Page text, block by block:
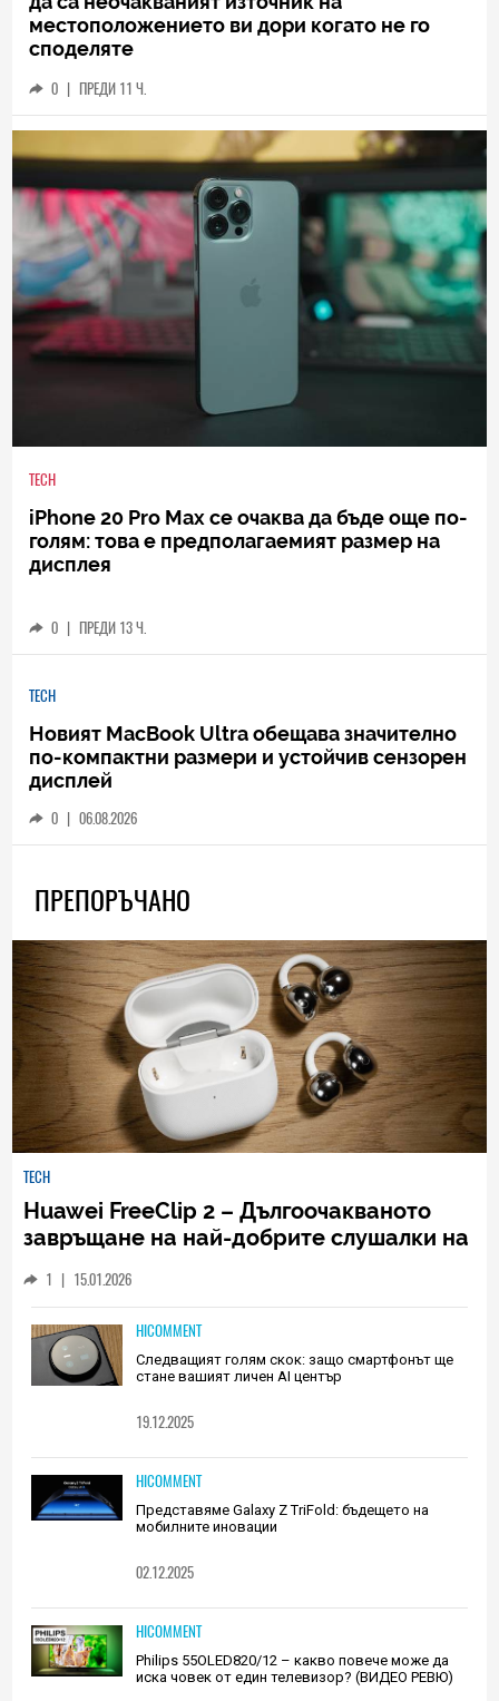
местоположението ви дори когато не го
споделяте
0 ПРЕДИ 11 Ч.
TECH
iPhone 20 Pro Max се очаква да бъде още по-
голям: това е предполагаемият размер на
дисплея
0 | ПРЕДИ 13 Ч.
TECH
Новият MacBook Ultra обещава значително
по-компактни размери и устойчив сензорен
дисплей
0 | 06.08.2026
ПРЕПОРЪЧАНО
TECH
Huawei FreeClip 2 – Дългоочакваното
завръщане на най-добрите слушалки на
1 | 15.01.2026
HICOMMENT
Следващият голям скок: защо смартфонът ще
стане вашият личен AI център
19.12.2025
HICOMMENT
Представяме Galaxy Z TriFold: бъдещето на
мобилните иновации
02.12.2025
HICOMMENT
Philips 55OLED820/12 – какво повече може да
иска човек от един телевизор? (ВИДЕО РЕВЮ)